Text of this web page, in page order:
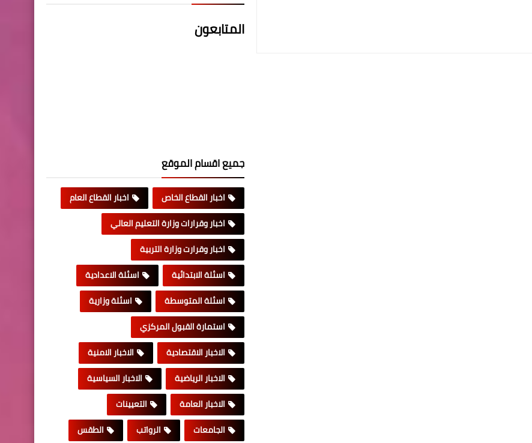
المتابعون
جميع اقسام الموقع
اخبار القطاع الخاص
اخبار القطاع العام
اخبار وقرارات وزارة التعليم العالي
اخبار وقرارت وزارة التربية
اسئلة الابتدائية
اسئلة الاعدادية
اسئلة المتوسطة
اسئلة وزارية
استمارة القبول المركزي
الاخبار الاقتصادية
الاخبار الامنية
الاخبار الرياضية
الاخبار السياسية
الاخبار العامة
التعيينات
الجامعات
الرواتب الطقس